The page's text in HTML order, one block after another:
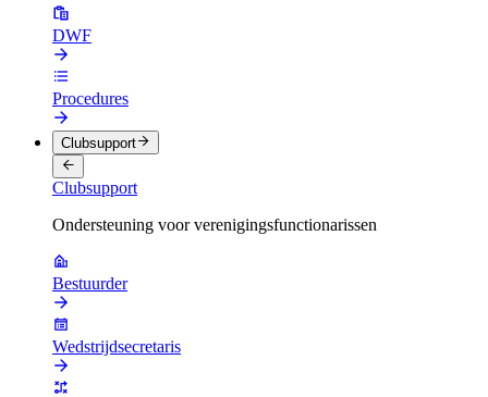
DWF
Procedures
Clubsupport
Clubsupport
Ondersteuning voor verenigingsfunctionarissen
Bestuurder
Wedstrijdsecretaris